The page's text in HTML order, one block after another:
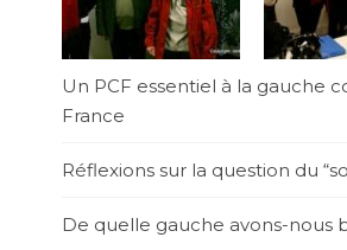
Un PCF essentiel à la gauche
France
Réflexions sur la question du
De quelle gauche avons-nous